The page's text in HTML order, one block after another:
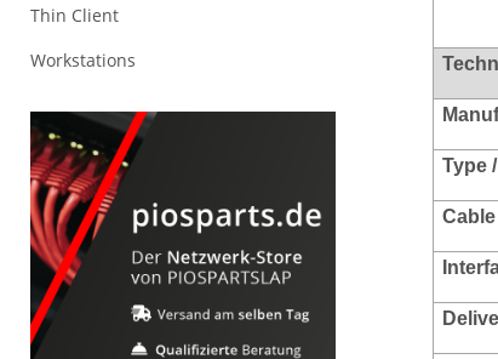
Type
Thin Client
Workstations